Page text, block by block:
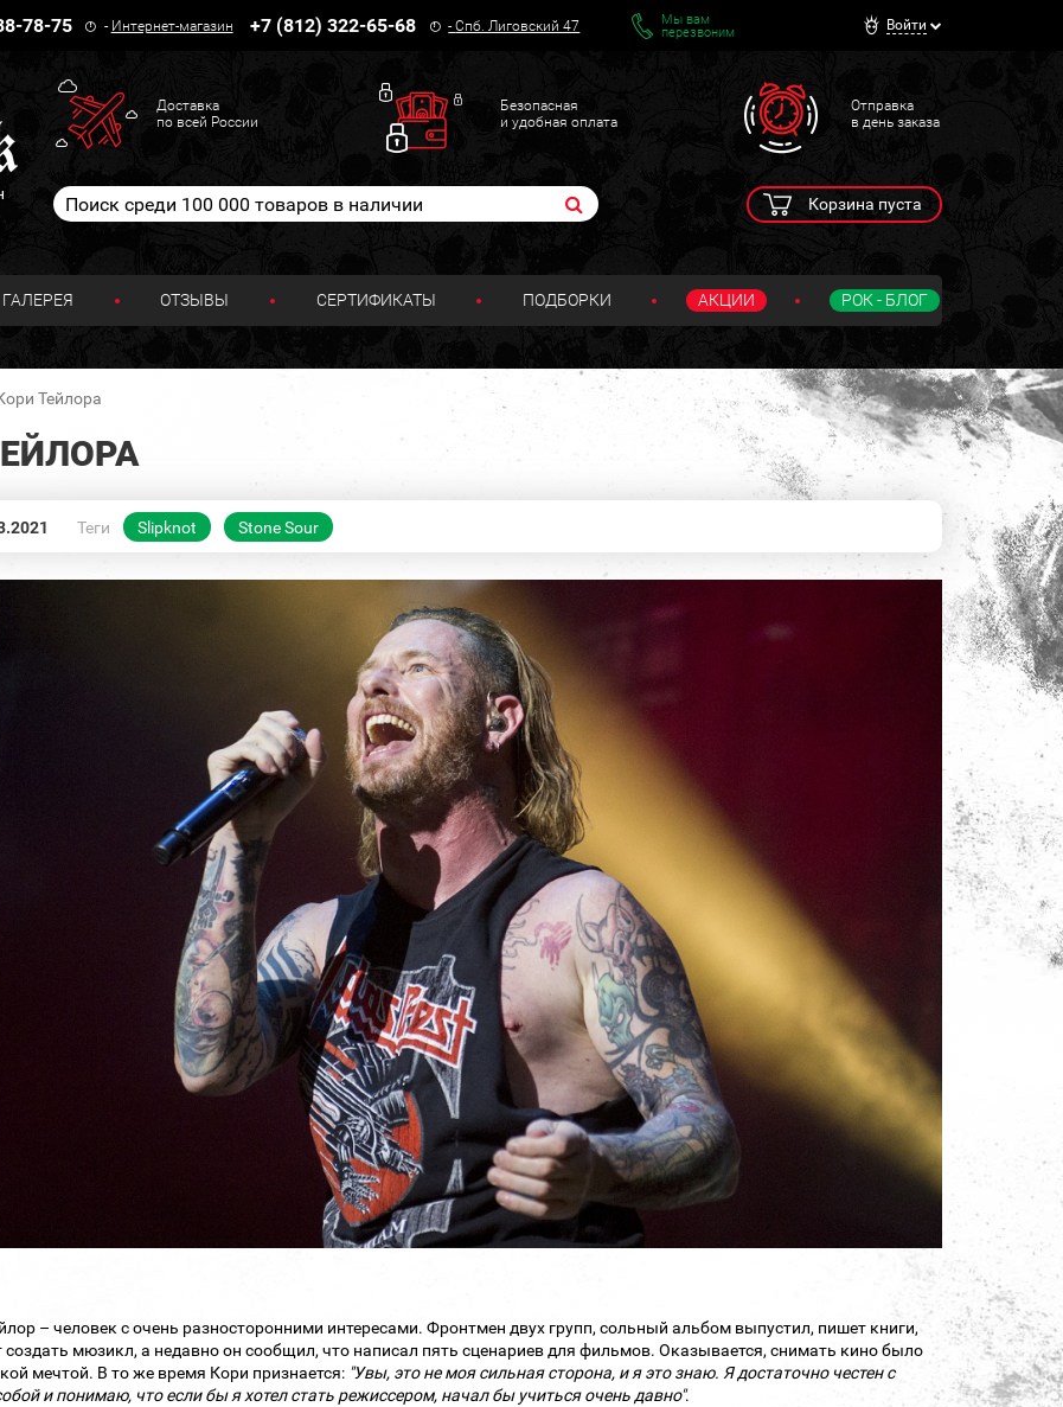
78-75 - Интернет-магазин +7 (812) 322-65-68 -Спб. Лиговский 47
Мы вам
перезвоним
Войти
Доставка
по всей России
Безопасная
и удобная оплата
Отправка
в день заказа
Корзина пуста
ГАЛЕРЕЯ ОТЗЫВЫ СЕРТИФИКАТЫ ПОДБОРКИ АКЦИИ РОК - БЛОГ
Тейлора
Теги Slipknot Stone Sour
– человек с очень разносторонними интересами. Фронтмен двух групп, сольный альбом выпустил, пишет книги,
создать мюзикл, а недавно он сообщил, что написал пять сценариев для фильмов. Оказывается, снимать кино было
мечтой. В то же время Кори признается: "Увы, это не моя сильная сторона, и я это знаю. Я достаточно честен с
и понимаю, что если бы я хотел стать режиссером, начал бы учиться очень давно".